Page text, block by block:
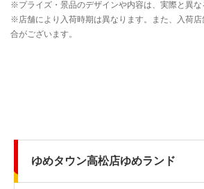
ゆめタウン高松店ゆめランド